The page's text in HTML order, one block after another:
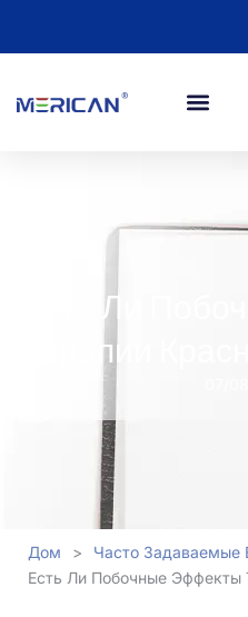
Есть Ли
Терапии
Дом > Часто Задаваемые
Есть Ли Побочные